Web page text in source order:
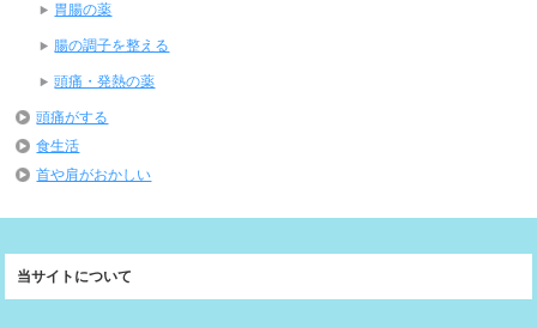
胃腸の薬
腸の調子を整える
頭痛・発熱の薬
頭痛がする
食生活
首や肩がおかしい
当サイトについて